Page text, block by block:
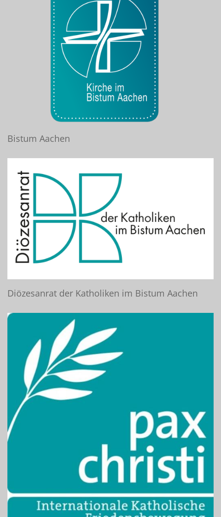
Bistum Aachen
Diözesanrat der Katholiken im Bistum Aachen